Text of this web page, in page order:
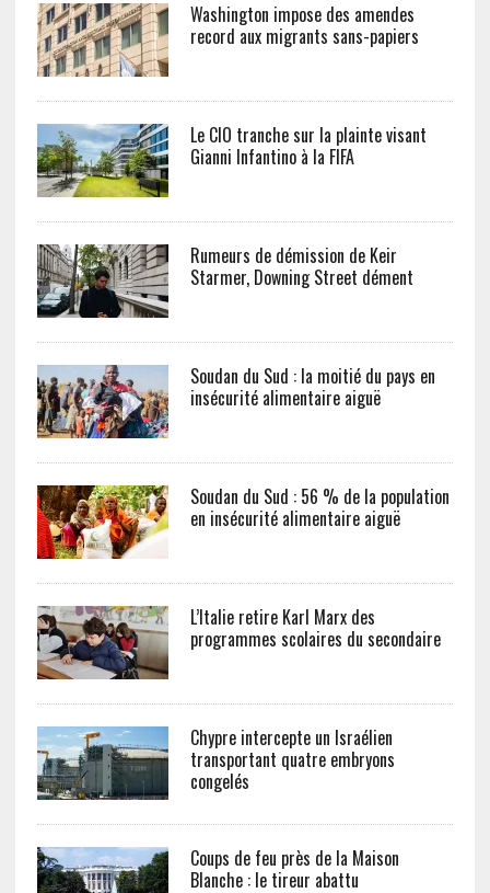
Washington impose des amendes
record aux migrants sans-papiers
Le CIO tranche sur la plainte visant
Gianni Infantino à la FIFA
Rumeurs de démission de Keir
Starmer, Downing Street dément
Soudan du Sud : la moitié du pays en
insécurité alimentaire aiguë
Soudan du Sud : 56 % de la population
en insécurité alimentaire aiguë
L’Italie retire Karl Marx des
programmes scolaires du secondaire
Chypre intercepte un Israélien
transportant quatre embryons
congelés
Coups de feu près de la Maison
Blanche : le tireur abattu